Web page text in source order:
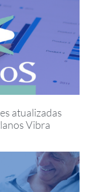
atualizadas
Vibra